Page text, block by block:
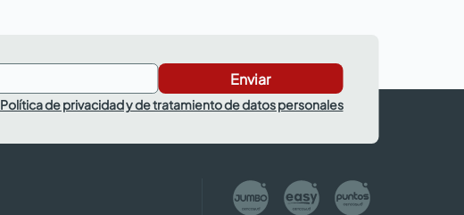
Enviar
Política de privacidad y de tratamiento de datos personales